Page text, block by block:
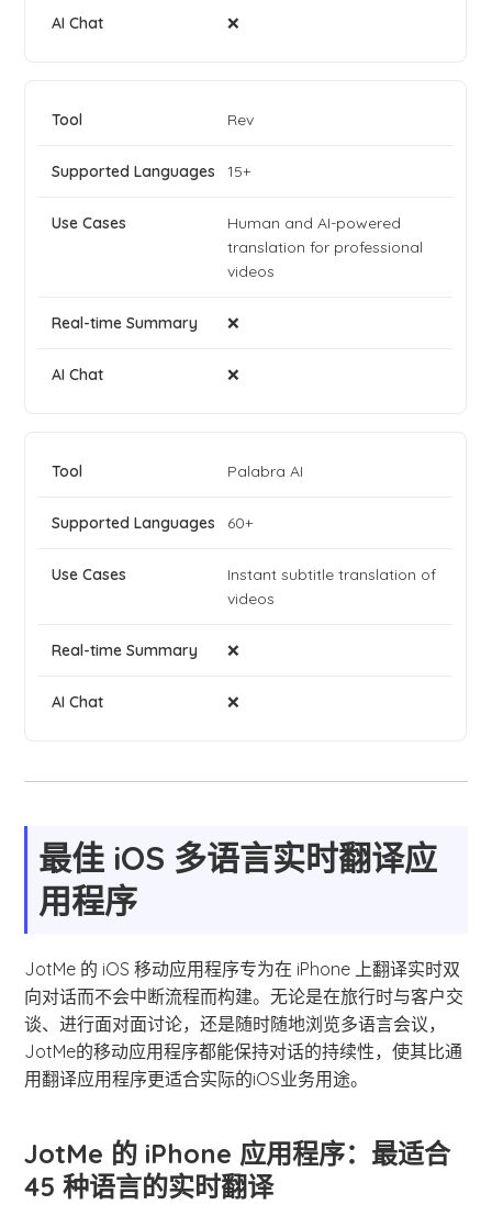
❌
Rev
15+
Human and AI-powered
translation for professional
videos
❌
❌
Palabra AI
60+
Instant subtitle translation of
videos
❌
❌
最佳 iOS 多语言实时翻译应
用程序
JotMe 的 iOS 移动应用程序专为在 iPhone 上翻译实时双
向对话而不会中断流程而构建。无论是在旅行时与客户交
谈、进行面对面讨论，还是随时随地浏览多语言会议，
JotMe的移动应用程序都能保持对话的持续性，使其比通
用翻译应用程序更适合实际的iOS业务用途。
JotMe 的 iPhone 应用程序：最适合
45 种语言的实时翻译